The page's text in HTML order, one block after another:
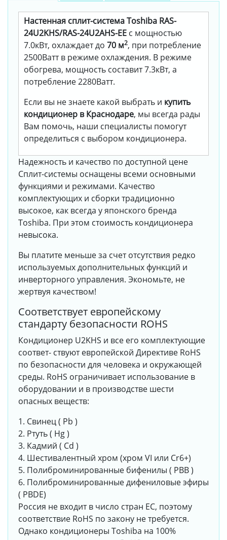
Настенная сплит-система Toshiba RAS-
24U2KHS/RAS-24U2AHS-EE с мощностью
7.0кВт, охлаждает до 70 м2, при потребление
2500Ватт в режиме охлаждения. В режиме
обогрева, мощность составит 7.3кВт, а
потребление 2280Ватт.
Если вы не знаете какой выбрать и купить
кондиционер в Краснодаре, мы всегда рады
Вам помочь, наши специалисты помогут
определиться с выбором кондиционера.
Надежность и качество по доступной цене
Сплит-системы оснащены всеми основными
функциями и режимами. Качество
комплектующих и сборки традиционно
высокое, как всегда у японского бренда
Toshiba. При этом стоимость кондиционера
невысока.
Вы платите меньше за счет отсутствия редко
используемых дополнительных функций и
инверторного управления. Экономьте, не
жертвуя качеством!
Соответствует европейскому
стандарту безопасности ROHS
Кондиционер U2KHS и все его комплектующие
соответ- ствуют европейской Директиве RoHS
по безопасности для человека и окружающей
среды. RoHS ограничивает использование в
оборудовании и в производстве шести
опасных веществ:
1. Свинец ( Pb )
2. Ртуть ( Hg )
3. Кадмий ( Cd )
4. Шестивалентный хром (хром VI или Cr6+)
5. Полиброминированные бифенилы ( PBB )
6. Полиброминированные дифениловые эфиры
( PBDE)
Россия не входит в число стран ЕС, поэтому
соответствие RoHS по закону не требуется.
Однако кондиционеры Toshiba на 100%